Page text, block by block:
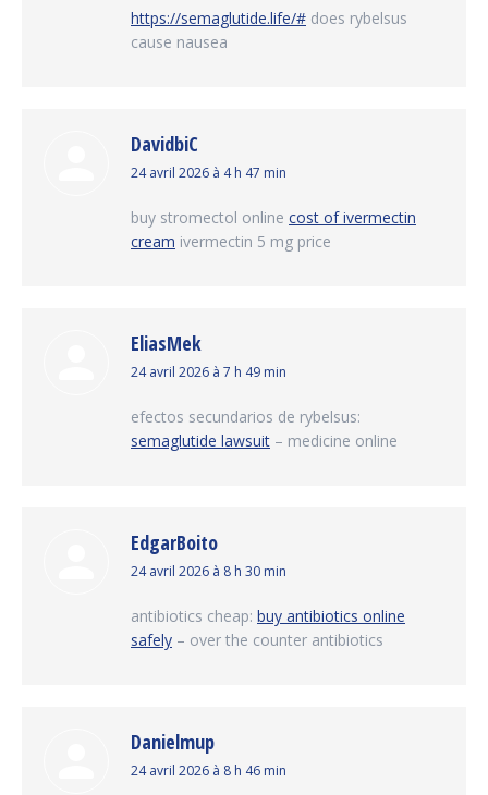
https://semaglutide.life/# does rybelsus
cause nausea
DavidbiC
dit
24 avril 2026 à 4 h 47 min
buy stromectol online cost of ivermectin
cream ivermectin 5 mg price
EliasMek
dit
24 avril 2026 à 7 h 49 min
efectos secundarios de rybelsus:
semaglutide lawsuit – medicine online
EdgarBoito
dit
24 avril 2026 à 8 h 30 min
antibiotics cheap: buy antibiotics online
safely – over the counter antibiotics
Danielmup
dit
24 avril 2026 à 8 h 46 min